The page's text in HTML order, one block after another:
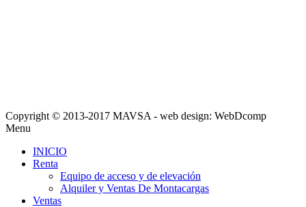
Copyright © 2013-2017 MAVSA - web design: WebDcomp
Menu
INICIO
Renta
Equipo de acceso y de elevación
Alquiler y Ventas De Montacargas
Ventas